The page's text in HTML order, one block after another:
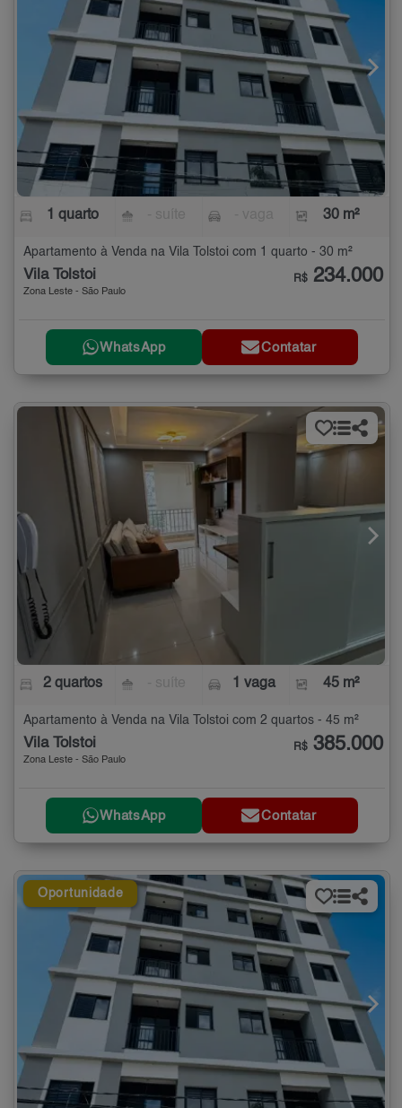
1 quarto 30 m²
Apartamento à Venda na Vila Tolstoi com 1 quarto - 30 m²
Vila Tolstoi
Zona Leste - São Paulo
R$ 234.000
WhatsApp Contatar
2 quartos 1 vaga 45 m²
Apartamento à Venda na Vila Tolstoi com 2 quartos - 45 m²
Vila Tolstoi
Zona Leste - São Paulo
R$ 385.000
WhatsApp Contatar
Oportunidade